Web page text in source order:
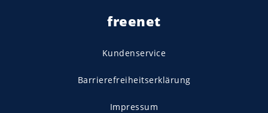
freenet
Kundenservice
Barrierefreiheitserklärung
Impressum